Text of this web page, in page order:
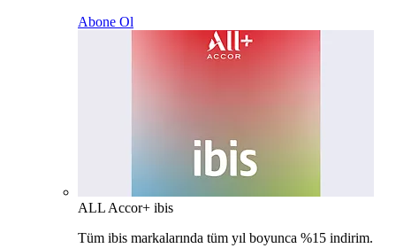
Abone Ol
ALL Accor+ ibis
Tüm ibis markalarında tüm yıl boyunca %15 indirim.